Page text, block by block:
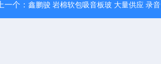
上一个：鑫鹏骏 岩棉软包吸音板玻 大量供应 录音棚谈话室用防撞阻燃 规模厂家